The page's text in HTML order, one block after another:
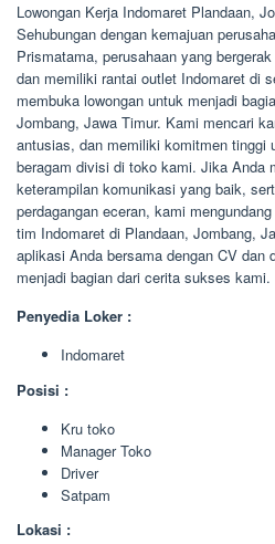
Lowongan Kerja Indomaret Plandaan,
Sehubungan dengan kemajuan
Prismatama, perusahaan yang
dan memiliki rantai outlet Indomaret di
membuka lowongan untuk menjadi
Jombang, Jawa Timur. Kami mencari
antusias, dan memiliki komitmen tinggi
beragam divisi di toko kami. Jika Anda
keterampilan komunikasi yang baik,
perdagangan eceran, kami
tim Indomaret di Plandaan, Jombang,
aplikasi Anda bersama dengan CV dan
menjadi bagian dari cerita sukses kami.
Penyedia Loker :
Indomaret
Posisi :
Kru toko
Manager Toko
Driver
Satpam
Lokasi :